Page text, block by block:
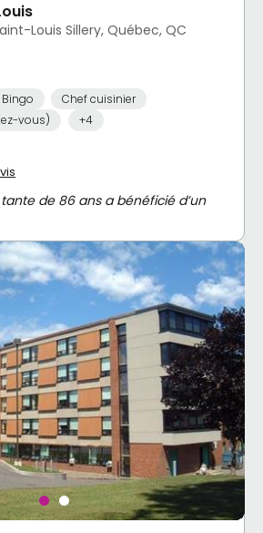
Louis Sillery, Québec, QC
Bingo
Chef cuisinier
vous)
+4
tante de 86 ans a bénéficié d’un